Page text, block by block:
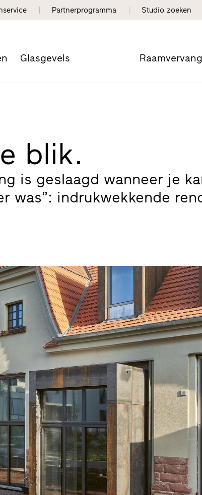
Partnerprogramma Studio zoeken
Glasgevels
blik.
is geslaagd wanneer je
was”: indrukwekkende